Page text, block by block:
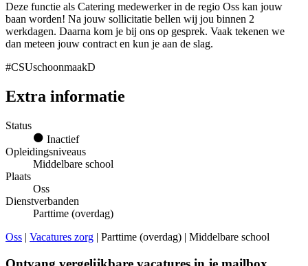
Deze functie als Catering medewerker in de regio Oss kan jouw
baan worden! Na jouw sollicitatie bellen wij jou binnen 2
werkdagen. Daarna kom je bij ons op gesprek. Vaak tekenen we
dan meteen jouw contract en kun je aan de slag.
#CSUschoonmaakD
Extra informatie
Status
Inactief
Opleidingsniveaus
Middelbare school
Plaats
Oss
Dienstverbanden
Parttime (overdag)
Oss | Vacatures zorg | Parttime (overdag) | Middelbare school